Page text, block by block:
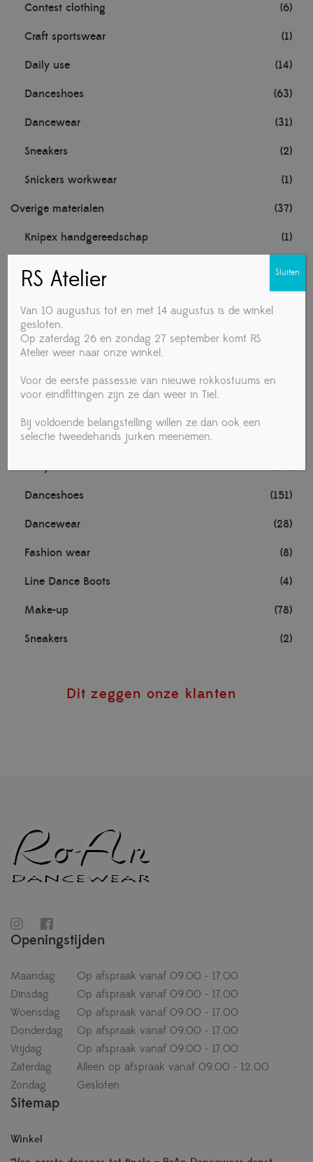
Contest clothing (6)
Craft sportswear (1)
Daily use (14)
Danceshoes (63)
Dancewear (31)
Sneakers (2)
Snickers workwear (1)
Overige materialen (37)
Knipex handgereedschap (1)
(1)
(1)
Towa handschoenen
Voedingsmiddelen
Vrouw (281)
Ballet
Daily use (20)
Danceshoes (151)
Dancewear (28)
Fashion wear (8)
Line Dance Boots (4)
Make-up (78)
Sneakers (2)
Dit zeggen onze klanten
Openingstijden
Maandag
Op afspraak vanaf 09.00 - 17.00
Dinsdag
Op afspraak vanaf 09.00 - 17.00
Woensdag
Op afspraak vanaf 09.00 - 17.00
Donderdag
Op afspraak vanaf 09.00 - 17.00
Vrijdag
Op afspraak vanaf 09.00 - 17.00
Zaterdag
Alleen op afspraak vanaf 09.00 - 12.00
Zondag
Gesloten
Sitemap
Winkel
RS Atelier
Van 10 augustus tot en met 14 augustus is de winkel
gesloten.
Op zaterdag 26 en zondag 27 september komt RS
Atelier weer naar onze winkel.
Voor de eerste passessie van nieuwe rokkostuums en
voor eindfittingen zijn ze dan weer in Tiel.
Bij voldoende belangstelling willen ze dan ook een
selectie tweedehands jurken meenemen.
Sluiten